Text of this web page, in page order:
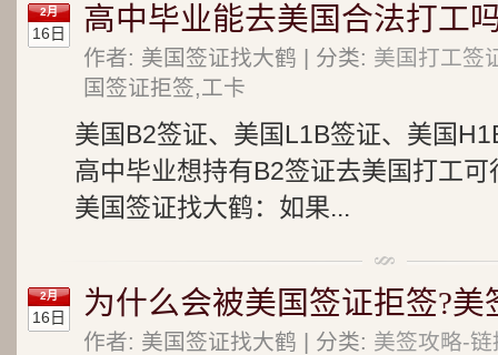
2月
16日 高中毕业能去美国合法打工
作者: 美国签证找大鹤 | 分类: 美国打工签
国签证拒签,工卡
美国B2签证、美国L1B签证、美国
高中毕业想持有B2签证去美国打工可
美国签证找大鹤：如果...
2月
16日 为什么会被美国签证拒签?
作者: 美国签证找大鹤 | 分类: 美签攻略-